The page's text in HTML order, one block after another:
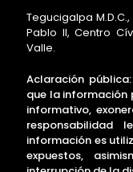
Tegucigalpa
Pablo II, Centro
Valle.
Aclaración
que la información
informativo,
responsabilidad
información es
expuestos,